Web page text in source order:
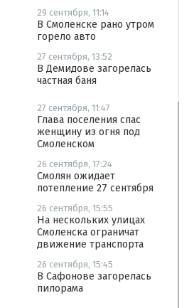
29 сентября, 11:14
В Смоленске рано утром
горело авто
27 сентября, 13:52
В Демидове загорелась
частная баня
27 сентября, 11:47
Глава поселения спас
женщину из огня под
Смоленском
26 сентября, 17:24
Смолян ожидает
потепление 27 сентября
26 сентября, 15:55
На нескольких улицах
Смоленска ограничат
движение транспорта
26 сентября, 15:45
В Сафонове загорелась
пилорама